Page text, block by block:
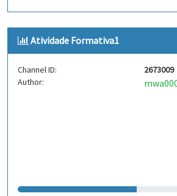
Atividade Formativa1
Channel ID:
2673009
Author: